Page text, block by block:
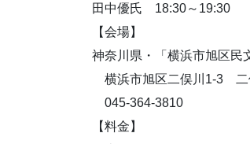
田中優氏 18:30～19:30
【会場】
神奈川県・「横浜市旭区民
横浜市旭区二俣川1-3 二
045-364-3810
【料金】